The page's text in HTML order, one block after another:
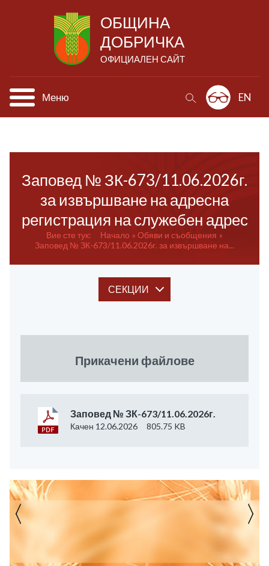
ОБЩИНА
ДОБРИЧКА
ОФИЦИАЛЕН САЙТ
Меню EN
Заповед № ЗК-673/11.06.2026г.
за извършване на адресна
регистрация на служебен адрес
Вие сте тук: Начало
Обяви и съобщения
Заповед № ЗК-673/11.06.2026г. за извършване на...
СЕКЦИИ
Прикачени файлове
Заповед № ЗК-673/11.06.2026г.
Качен 12.06.2026 805.75 KB